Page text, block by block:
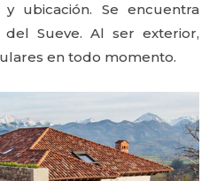
y ubicación. Se encuentra
Sueve. Al ser exterior,
en todo momento.